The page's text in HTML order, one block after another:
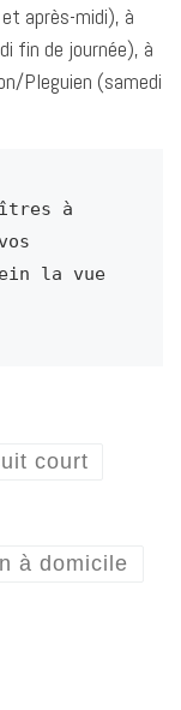
après-midi), à
fin de journée), à
Pleguien (samedi
à
la vue
court
à domicile